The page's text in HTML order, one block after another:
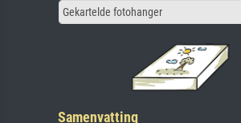
Gekartelde fotohanger
Samenvatting